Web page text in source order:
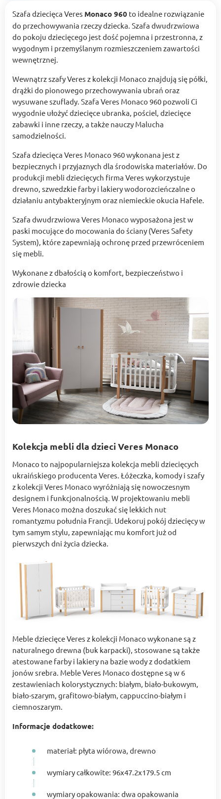
Szafa dziecięca Veres Monaco 960 to idealne rozwiązanie
do przechowywania rzeczy dziecka. Szafa dwudrzwiowa
do pokoju dziecięcego jest dość pojemna i przestronna, z
wygodnym i przemyślanym rozmieszczeniem zawartości
wewnętrznej.
Wewnątrz szafy Veres z kolekcji Monaco znajdują się półki,
drążki do pionowego przechowywania ubrań oraz
wysuwane szuflady. Szafa Veres Monaco 960 pozwoli Ci
wygodnie ułożyć dziecięce ubranka, pościel, dziecięce
zabawki i inne rzeczy, a także nauczy Malucha
samodzielności.
Szafa dziecięca Veres Monaco 960 wykonana jest z
bezpiecznych i przyjaznych dla środowiska materiałów. Do
produkcji mebli dziecięcych firma Veres wykorzystuje
drewno, szwedzkie farby i lakiery wodorozcieńczalne o
działaniu antybakteryjnym oraz niemieckie okucia Hafele.
Szafa dwudrzwiowa Veres Monaco wyposażona jest w
paski mocujące do mocowania do ściany (Veres Safety
System), które zapewniają ochronę przed przewróceniem
się mebli.
Wykonane z dbałością o komfort, bezpieczeństwo i
zdrowie dziecka
Kolekcja mebli dla dzieci Veres Monaco
Monaco to najpopularniejsza kolekcja mebli dziecięcych
ukraińskiego producenta Veres. Łóżeczka, komody i szafy
z kolekcji Veres Monaco wyróżniają się nowoczesnym
designem i funkcjonalnością. W projektowaniu mebli
Veres Monaco można doszukać się lekkich nut
romantyzmu południa Francji. Udekoruj pokój dziecięcy w
tym samym stylu, zapewniając mu komfort już od
pierwszych dni życia dziecka.
Meble dziecięce Veres z kolekcji Monaco wykonane są z
naturalnego drewna (buk karpacki), stosowane są także
atestowane farby i lakiery na bazie wody z dodatkiem
jonów srebra. Meble Veres Monaco dostępne są w 6
zestawieniach kolorystycznych: białym, biało-bukowym,
biało-szarym, grafitowo-białym, cappuccino-białym i
ciemnoszarym.
Informacje dodatkowe:
materiał: płyta wiórowa, drewno
wymiary całkowite: 96x47.2x179.5 cm
wymiary opakowania: dwa opakowania